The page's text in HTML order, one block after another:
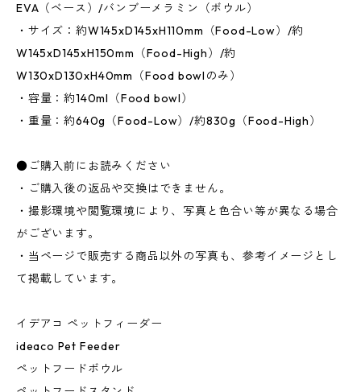
EVA（ベース）/バンブーメラミン（ボウル）
・サイズ：約W145xD145xH110mm（Food-Low）/約
W145xD145xH150mm（Food-High）/約
W130xD130xH40mm（Food bowlのみ）
・容量：約140ml（Food bowl）
・重量：約640g（Food-Low）/約830g（Food-High）
●ご購入前にお読みください
・ご購入後の返品や交換はできません。
・撮影環境や閲覧環境により、写真と色合い等が異なる場合
がございます。
・当ページで販売する商品以外の写真も、参考イメージとし
て掲載しています。
イデアコ ペットフィーダー
ideaco Pet Feeder
ペットフードボウル